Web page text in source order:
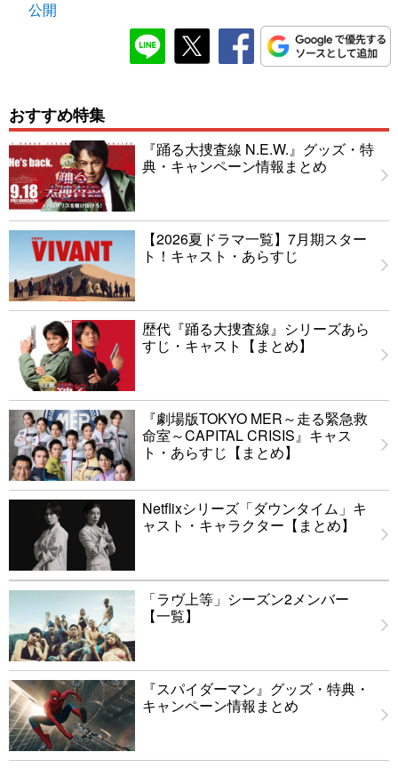
公開
おすすめ特集
『踊る大捜査線 N.E.W.』グッズ・特
典・キャンペーン情報まとめ
【2026夏ドラマ一覧】7月期スター
ト！キャスト・あらすじ
歴代『踊る大捜査線』シリーズあら
すじ・キャスト【まとめ】
『劇場版TOKYO MER～走る緊急救
命室～CAPITAL CRISIS』キャス
ト・あらすじ【まとめ】
Netflixシリーズ「ダウンタイム」キ
ャスト・キャラクター【まとめ】
「ラヴ上等」シーズン2メンバー
【一覧】
『スパイダーマン』グッズ・特典・
キャンペーン情報まとめ